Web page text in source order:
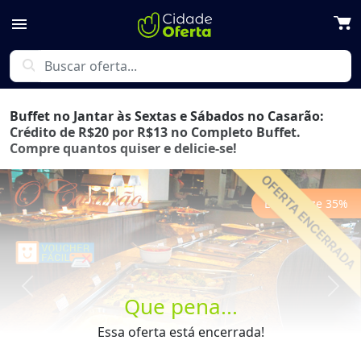
menu
search
Que pena...
Essa oferta está encerrada!
Buffet no Jantar às Sextas e Sábados no Casarão:
Crédito de R$20 por R$13 no Completo Buffet.
Compre quantos quiser e delicie-se!
Economize 35%
Previous Next